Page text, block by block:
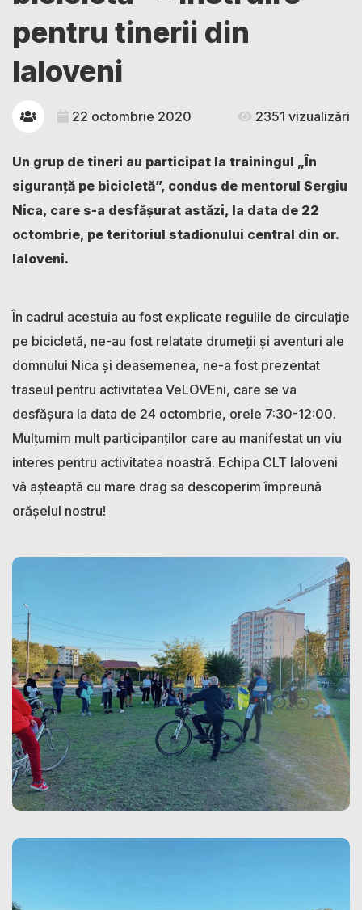
pentru tinerii din
Ialoveni
22 octombrie 2020 2351 vizualizări
Un grup de tineri au participat la trainingul „În
siguranță pe bicicletă”, condus de mentorul Sergiu
Nica, care s-a desfășurat astăzi, la data de 22
octombrie, pe teritoriul stadionului central din or.
Ialoveni.
În cadrul acestuia au fost explicate regulile de circulație
pe bicicletă, ne-au fost relatate drumeții și aventuri ale
domnului Nica și deasemenea, ne-a fost prezentat
traseul pentru activitatea VeLOVEni, care se va
desfășura la data de 24 octombrie, orele 7:30-12:00.
Mulțumim mult participanților care au manifestat un viu
interes pentru activitatea noastră. Echipa CLT Ialoveni
vă așteaptă cu mare drag sa descoperim împreună
orășelul nostru!